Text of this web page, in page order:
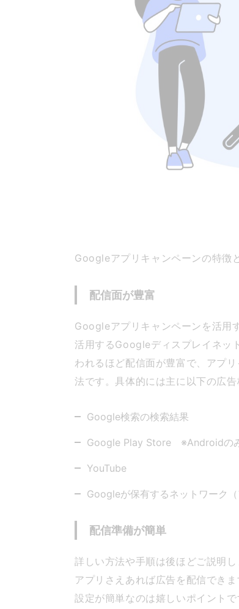
Googleアプリキャンペーンの特徴
配信面が豊富
Googleアプリキャンペーンを活用
活用するGoogleディスプレイネッ
われるほど配信面が豊富で、アプ
法です。具体的には主に以下の広告
Google検索の検索結果
Google Play Store ※Androidの
YouTube
Googleが保有するネットワーク（
配信準備が簡単
詳しい方法や手順は後ほどご説明
アプリさえあれば広告を配信でき
設定が簡単なのは嬉しいポイント